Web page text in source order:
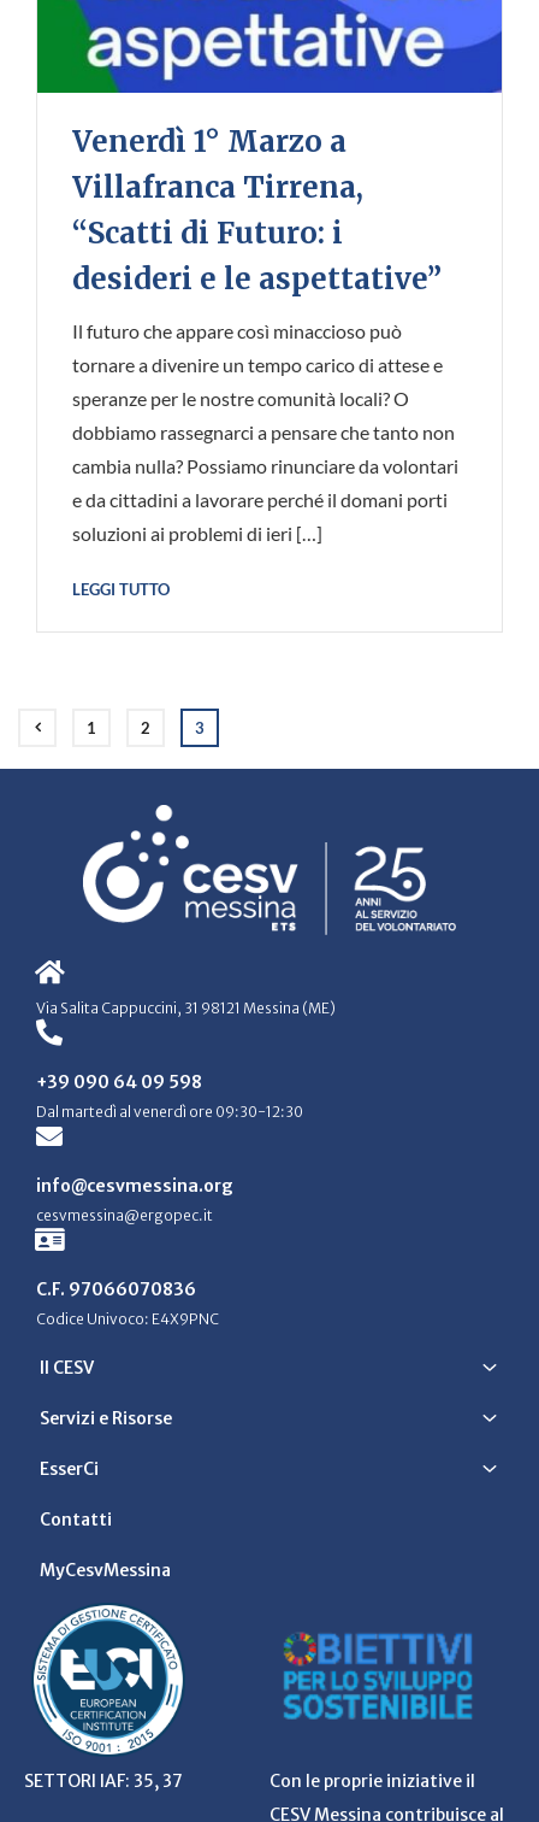
Venerdì 1° Marzo a
Villafranca Tirrena,
“Scatti di Futuro: i
desideri e le aspettative”
Il futuro che appare così minaccioso può
tornare a divenire un tempo carico di attese e
speranze per le nostre comunità locali? O
dobbiamo rassegnarci a pensare che tanto non
cambia nulla? Possiamo rinunciare da volontari
e da cittadini a lavorare perché il domani porti
soluzioni ai problemi di ieri […]
LEGGI TUTTO
1 2 3
Via Salita Cappuccini, 31 98121 Messina (ME)
+39 090 64 09 598
Dal martedì al venerdì ore 09:30-12:30
info@cesvmessina.org
cesvmessina@ergopec.it
C.F. 97066070836
Codice Univoco: E4X9PNC
Il CESV
Servizi e Risorse
EsserCi
Contatti
MyCesvMessina
SETTORI IAF: 35, 37
Con le proprie iniziative il
CESV Messina contribuisce al